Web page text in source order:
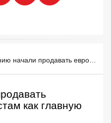
как главную